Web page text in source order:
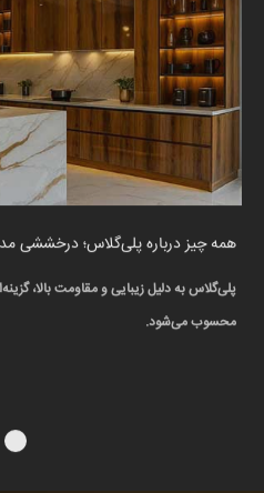
همه چیز درباره پلی‌گلاس؛ درخششی
پلی‌گلاس به دلیل زیبایی و مقاومت بالا،
محسوب می‌شود.